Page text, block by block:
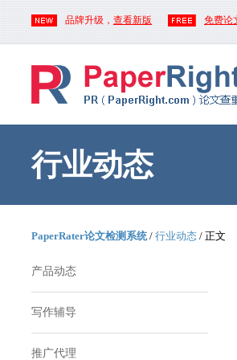
品牌升级， 查看新版 免费论
行业动态
PaperRater论文检测系统/ 行业动态 / 正文
产品动态
写作辅导
推广代理